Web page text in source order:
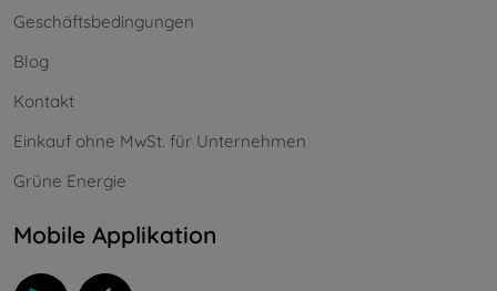
Geschäftsbedingungen
Blog
Kontakt
Einkauf ohne MwSt. für Unternehmen
Grüne Energie
Mobile Applikation